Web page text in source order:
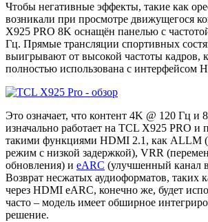
Чтобы негативные эффекты, такие как
возникали при просмотре движущегося
X925 PRO 8K оснащён панелью с
Гц. Прямые трансляции спортивных
выигрывают от высокой частоты кадров,
полностью использована с интерфейсом
Это означает, что контент 4K @ 120 Гц и
изначально работает на TCL X925 PRO и
такими функциями HDMI 2.1, как ALLM
режим с низкой задержкой), VRR
обновления) и eARC (улучшенный канал
Возврат несжатых аудиоформатов, таких
через HDMI eARC, конечно же, будет
часто – модель имеет обширное
решение.